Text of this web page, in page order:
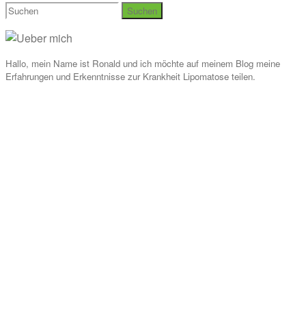
Suchen
Hallo, mein Name ist Ronald und ich möchte auf meinem Blog meine
Erfahrungen und Erkenntnisse zur Krankheit Lipomatose teilen.